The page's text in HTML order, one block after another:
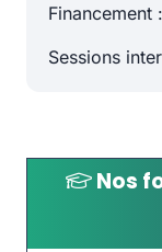
Financement
Sessions
Nos